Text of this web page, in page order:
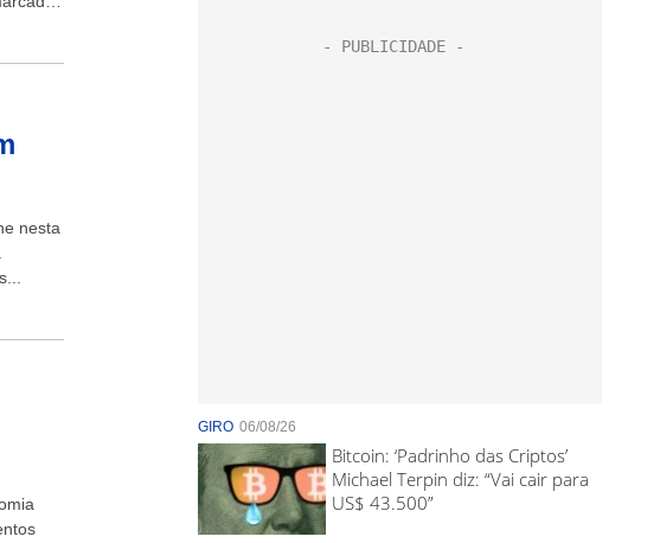
nesta
GIRO 06/08/26
Bitcoin: ‘Padrinho das Criptos’
Michael Terpin diz: “Vai cair para
US$ 43.500”